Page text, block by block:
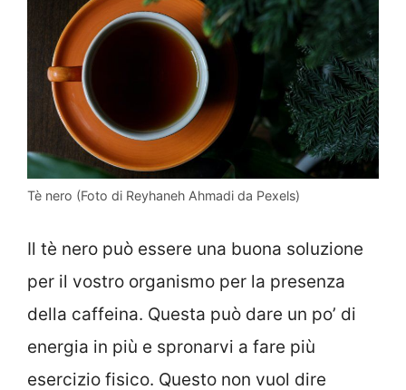
Tè nero (Foto di Reyhaneh Ahmadi da Pexels)
Il tè nero può essere una buona soluzione
per il vostro organismo per la presenza
della caffeina. Questa può dare un po’ di
energia in più e spronarvi a fare più
esercizio fisico. Questo non vuol dire